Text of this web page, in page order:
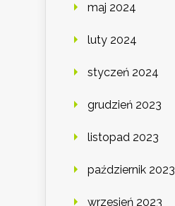
maj 2024
luty 2024
styczeń 2024
grudzień 2023
listopad 2023
październik 2023
wrzesień 2023